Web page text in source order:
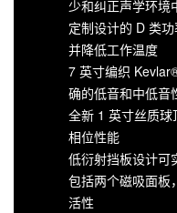
少和纠正声学环境
定制设计的 D 类
并降低工作温度
7 英寸编织
确的低音和中低音
全新 1 英寸丝质
相位性能
低衍射挡板设计可
包括两个磁吸面板
活性